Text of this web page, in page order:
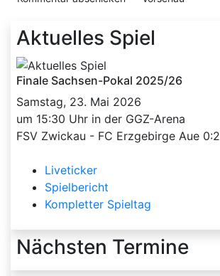
Aktuelles Spiel
Finale Sachsen-Pokal 2025/26
Samstag, 23. Mai 2026
um 15:30 Uhr in der GGZ-Arena
FSV Zwickau - FC Erzgebirge Aue 0:2
Liveticker
Spielbericht
Kompletter Spieltag
Nächsten Termine